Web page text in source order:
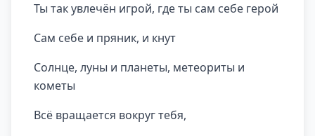
Ты так увлечён игрой, где ты сам себе герой
Сам себе и пряник, и кнут
Солнце, луны и планеты, метеориты и
кометы
Всё вращается вокруг тебя,